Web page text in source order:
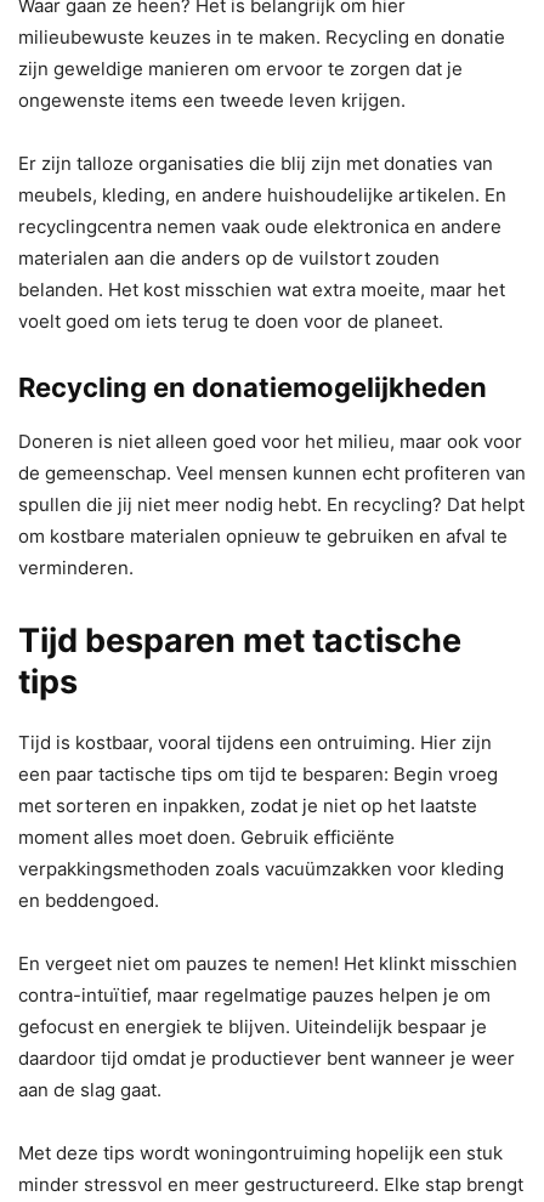
Waar gaan ze heen? Het is belangrijk om hier
milieubewuste keuzes in te maken. Recycling en donatie
zijn geweldige manieren om ervoor te zorgen dat je
ongewenste items een tweede leven krijgen.
Er zijn talloze organisaties die blij zijn met donaties van
meubels, kleding, en andere huishoudelijke artikelen. En
recyclingcentra nemen vaak oude elektronica en andere
materialen aan die anders op de vuilstort zouden
belanden. Het kost misschien wat extra moeite, maar het
voelt goed om iets terug te doen voor de planeet.
Recycling en donatiemogelijkheden
Doneren is niet alleen goed voor het milieu, maar ook voor
de gemeenschap. Veel mensen kunnen echt profiteren van
spullen die jij niet meer nodig hebt. En recycling? Dat helpt
om kostbare materialen opnieuw te gebruiken en afval te
verminderen.
Tijd besparen met tactische
tips
Tijd is kostbaar, vooral tijdens een ontruiming. Hier zijn
een paar tactische tips om tijd te besparen: Begin vroeg
met sorteren en inpakken, zodat je niet op het laatste
moment alles moet doen. Gebruik efficiënte
verpakkingsmethoden zoals vacuümzakken voor kleding
en beddengoed.
En vergeet niet om pauzes te nemen! Het klinkt misschien
contra-intuïtief, maar regelmatige pauzes helpen je om
gefocust en energiek te blijven. Uiteindelijk bespaar je
daardoor tijd omdat je productiever bent wanneer je weer
aan de slag gaat.
Met deze tips wordt woningontruiming hopelijk een stuk
minder stressvol en meer gestructureerd. Elke stap brengt